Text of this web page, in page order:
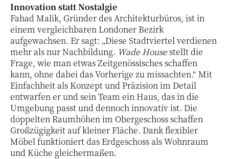
Innovation statt Nostalgie
Fahad Malik, Gründer des Architekturbüros, ist in
einem vergleichbaren Londoner Bezirk
aufgewachsen. Er sagt: „Diese Stadtviertel verdienen
mehr als nur Nachbildung. Wade Housestellt die
Frage, wie man etwas Zeitgenössisches schaffen
kann, ohne dabei das Vorherige zu missachten.“ Mit
Einfachheit als Konzept und Präzision im Detail
entwarfen er und sein Team ein Haus, das in die
Umgebung passt und dennoch innovativ ist. Die
doppelten Raumhöhen im Obergeschoss schaffen
Großzügigkeit auf kleiner Fläche. Dank flexibler
Möbel funktioniert das Erdgeschoss als Wohnraum
und Küche gleichermaßen.